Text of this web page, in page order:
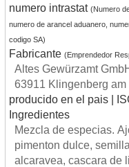
numero intrastat (Numero
numero de arancel aduanero,
codigo SA)
Fabricante (Emprendedor
Altes Gewürzamt
63911 Klingenberg
producido en el pais |
Ingredientes
Mezcla de especias.
pimenton dulce,
alcaravea, cascara de